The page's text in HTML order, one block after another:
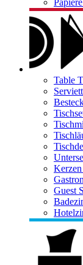
Table
Guest